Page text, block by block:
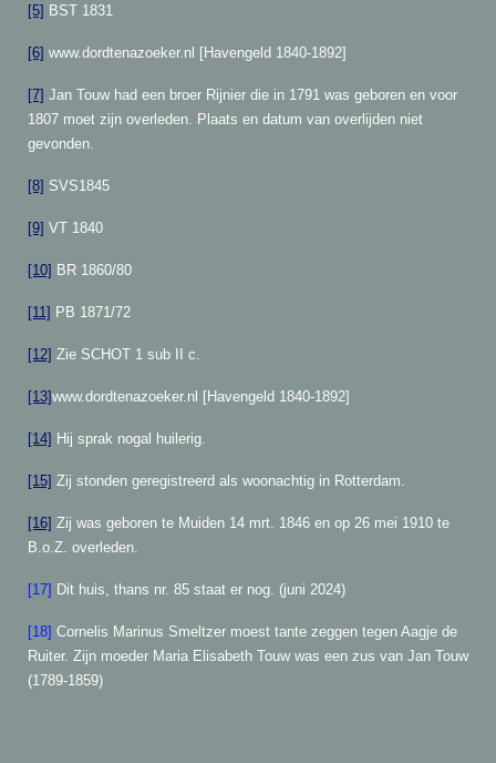
[5] BST 1831
[6] www.dordtenazoeker.nl [Havengeld 1840-1892]
[7] Jan Touw had een broer Rijnier die in 1791 was geboren en voor
1807 moet zijn overleden. Plaats en datum van overlijden niet
gevonden.
[8] SVS1845
[9] VT 1840
[10] BR 1860/80
[11] PB 1871/72
[12] Zie SCHOT 1 sub II c.
[13]www.dordtenazoeker.nl [Havengeld 1840-1892]
[14] Hij sprak nogal huilerig.
[15] Zij stonden geregistreerd als woonachtig in Rotterdam.
[16] Zij was geboren te Muiden 14 mrt. 1846 en op 26 mei 1910 te
B.o.Z. overleden.
[17] Dit huis, thans nr. 85 staat er nog. (juni 2024)
[18] Cornelis Marinus Smeltzer moest tante zeggen tegen Aagje de
Ruiter. Zijn moeder Maria Elisabeth Touw was een zus van Jan Touw
(1789-1859)